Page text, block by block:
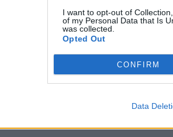
I want to opt-out of
of my Personal Data that Is
was collected.
Opted Out
CONFIRM
Data